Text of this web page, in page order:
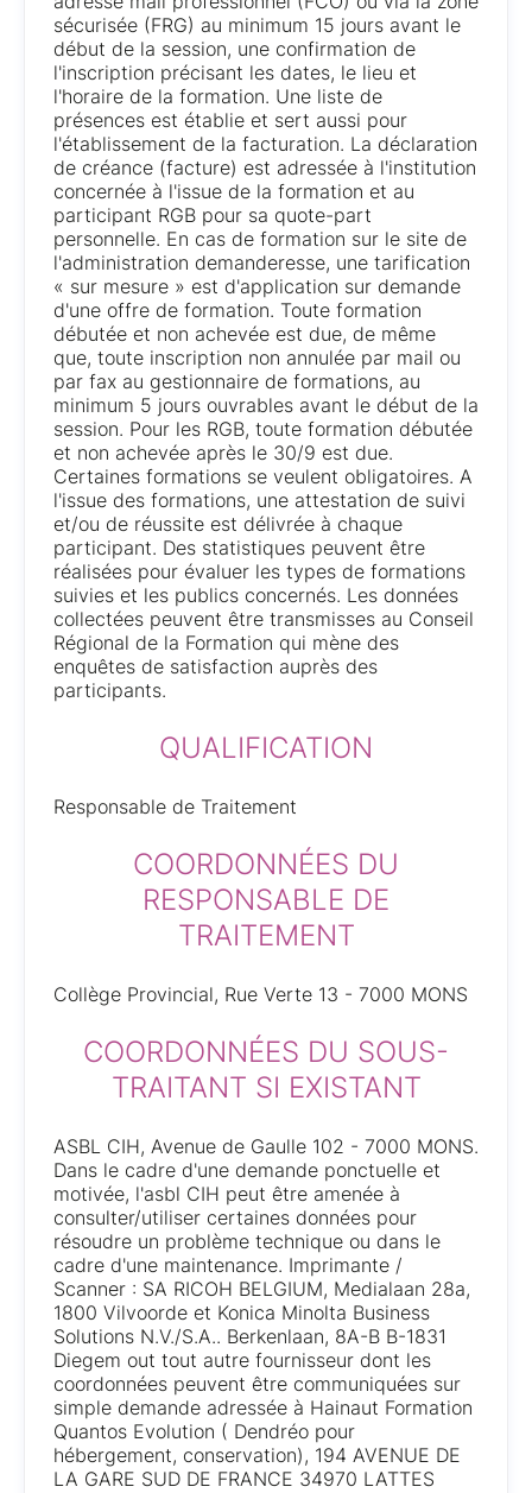
sécurisée (FRG) au minimum 15 jours avant le
début de la session, une confirmation de
l'inscription précisant les dates, le lieu et
l'horaire de la formation. Une liste de
présences est établie et sert aussi pour
l'établissement de la facturation. La déclaration
de créance (facture) est adressée à l'institution
concernée à l'issue de la formation et au
participant RGB pour sa quote-part
personnelle. En cas de formation sur le site de
l'administration demanderesse, une tarification
« sur mesure » est d'application sur demande
d'une offre de formation. Toute formation
débutée et non achevée est due, de même
que, toute inscription non annulée par mail ou
par fax au gestionnaire de formations, au
minimum 5 jours ouvrables avant le début de la
session. Pour les RGB, toute formation débutée
et non achevée après le 30/9 est due.
Certaines formations se veulent obligatoires. A
l'issue des formations, une attestation de suivi
et/ou de réussite est délivrée à chaque
participant. Des statistiques peuvent être
réalisées pour évaluer les types de formations
suivies et les publics concernés. Les données
collectées peuvent être transmisses au Conseil
Régional de la Formation qui mène des
enquêtes de satisfaction auprès des
participants.
QUALIFICATION
Responsable de Traitement
COORDONNÉES DU
RESPONSABLE DE
TRAITEMENT
Collège Provincial, Rue Verte 13 - 7000 MONS
COORDONNÉES DU SOUS-
TRAITANT SI EXISTANT
ASBL CIH, Avenue de Gaulle 102 - 7000 MONS.
Dans le cadre d'une demande ponctuelle et
motivée, l'asbl CIH peut être amenée à
consulter/utiliser certaines données pour
résoudre un problème technique ou dans le
cadre d'une maintenance. Imprimante /
Scanner : SA RICOH BELGIUM, Medialaan 28a,
1800 Vilvoorde et Konica Minolta Business
Solutions N.V./S.A.. Berkenlaan, 8A-B B-1831
Diegem out tout autre fournisseur dont les
coordonnées peuvent être communiquées sur
simple demande adressée à Hainaut Formation
Quantos Evolution ( Dendréo pour
hébergement, conservation), 194 AVENUE DE
LA GARE SUD DE FRANCE 34970 LATTES